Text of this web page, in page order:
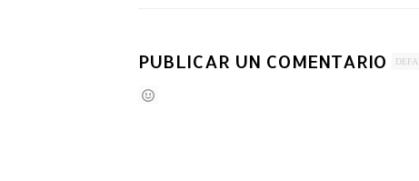
PUBLICAR UN COMENTARIO